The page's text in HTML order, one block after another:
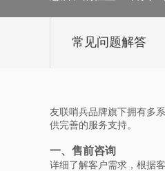
常见问题解答
友联哨兵品牌旗下拥有多
供完善的服务支持。
一、售前咨询
详细了解客户需求，根据